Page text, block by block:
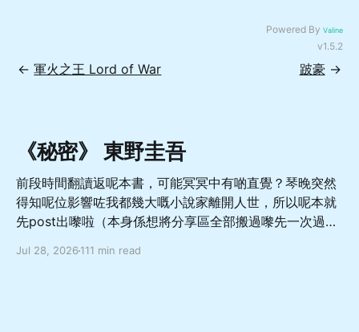
Powered By Valine
v1.5.2
←軍火之王 Lord of War 跛豪 →
《秘密》 東野圭吾
前段時間翻讀返呢本書，可能冥冥中有啲直覺？琴晚突然
得知呢位影響咗我都幾大嘅小說家離開人世，所以呢本就
先post出嚟啦（本身係想將分享區全部搬過嚟先一次過
善良溫柔而又軟弱怕事嘅非典型成年男性嘅角度出發，寫
Jul 28, 2026 111 min read